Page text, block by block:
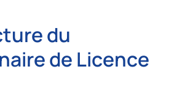
du
de Licence